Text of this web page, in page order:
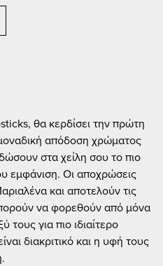
θα κερδίσει την πρώτη
απόδοση χρώματος
στα χείλη σου το πιο
εμφάνιση. Οι αποχρώσεις
και αποτελούν τις
να φορεθούν από μόνα
τους για πιο ιδιαίτερο
διακριτικό και η υφή τους